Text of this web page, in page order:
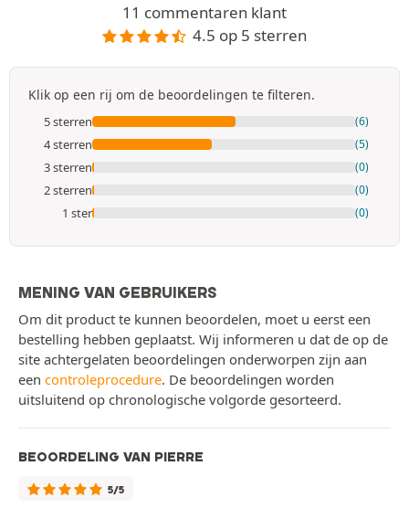
11 commentaren klant
4.5 op 5 sterren
Klik op een rij om de beoordelingen te filteren.
5 sterren (6)
4 sterren (5)
3 sterren (0)
2 sterren (0)
1 ster (0)
MENING VAN GEBRUIKERS
Om dit product te kunnen beoordelen, moet u eerst een
bestelling hebben geplaatst. Wij informeren u dat de op de
site achtergelaten beoordelingen onderworpen zijn aan
een controleprocedure. De beoordelingen worden
uitsluitend op chronologische volgorde gesorteerd.
BEOORDELING VAN PIERRE
5/5